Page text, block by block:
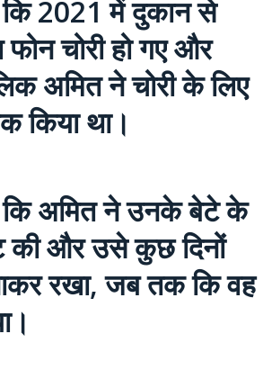
कि 2021 में दुकान से
फोन चोरी हो गए और
अमित ने चोरी के लिए
किया था।
कि अमित ने उनके बेटे के
की और उसे कुछ दिनों
रखा, जब तक कि वह